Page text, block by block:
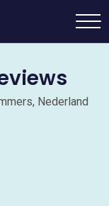
Nederland